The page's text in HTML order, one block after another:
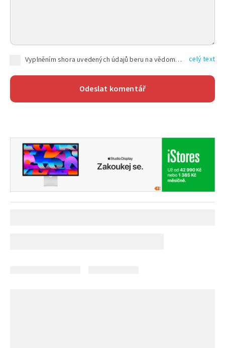
Vyplněním shora uvedených údajů beru na vědomí, že společnost TEXT FACTORY s.r.o., sídlem Brno, Durďákova 336/29, Černá Pole, PSČ: 613 00, IČ: 06157831, zapsané u Krajského soudu v Brně, oddíl C, vložka 100399, bude zpracovávat mé osobní údaje uvedené v rámci mnou vyplněného registračního formuláře na základě oprávněných zájmů TEXT FACTORY s.r.o. dle čl. 6 odst. 1 písm. f) GDPR a pro splnění právních povinností (čl. 6 odst. 1 písm. c) GDPR), a to pro tyto účely: nezbytnost zajistit oprávnění návštěvníka webových stránek provozovaných společností TEXT FACTORY s.r.o. přispívat aktivně ke zveřejněným článkům nebo v rámci diskusních fór a výkon práv TEXT FACTORY s.r.o. jako administrátora těchto diskusních fór. Více informací o zpracování osobních údajů a právech lze nalézt v celý text